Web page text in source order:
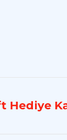
Hediye